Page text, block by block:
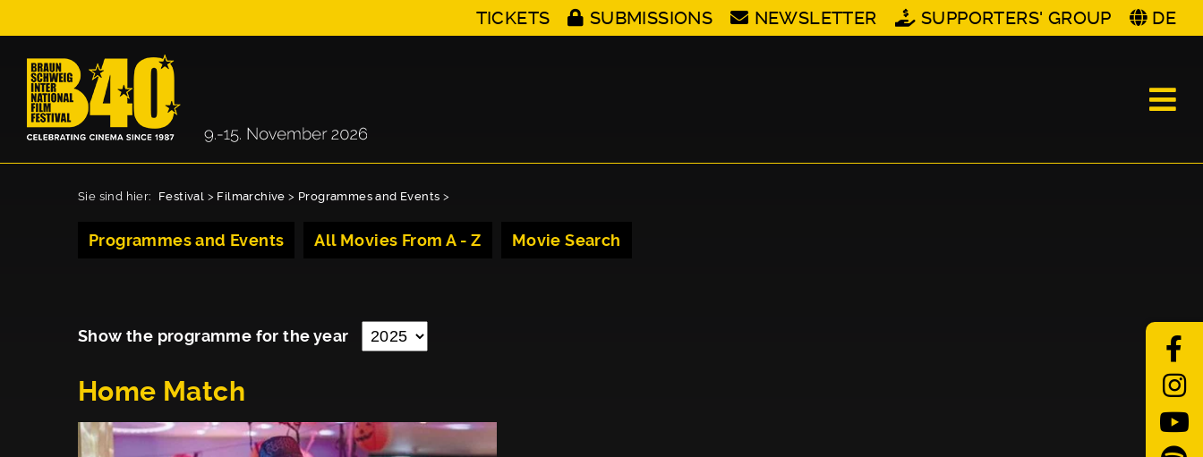
TICKETS SUBMISSIONS NEWSLETTER SUPPORTERS' GROUP DE
Sie sind hier: Festival > Filmarchive > Programmes and Events >
Programmes and Events All Movies From A - Z Movie Search
Show the programme for the year
Home Match